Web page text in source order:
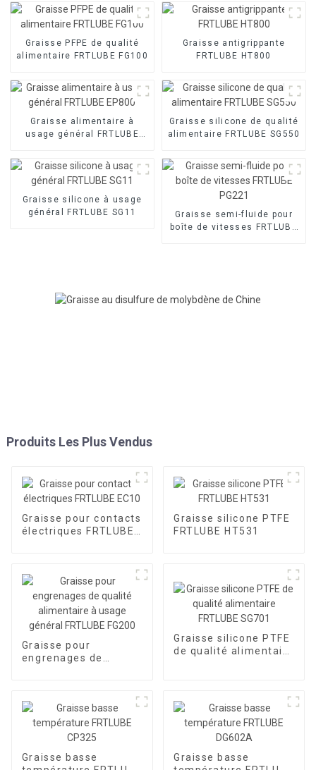
Graisse PFPE de qualité
alimentaire FRTLUBE FG100
Graisse antigrippante
FRTLUBE HT800
Graisse alimentaire à
usage général FRTLUBE
Graisse silicone de qualité
alimentaire FRTLUBE SG550
Graisse silicone à usage
général FRTLUBE SG11
Graisse semi-fluide pour
boîte de vitesses FRTLUBE
Produits Les Plus Vendus
Graisse pour contacts
électriques FRTLUBE
Graisse silicone PTFE
FRTLUBE HT531
Graisse pour
engrenages de
Graisse silicone PTFE
de qualité alimentaire
Graisse basse
Graisse basse